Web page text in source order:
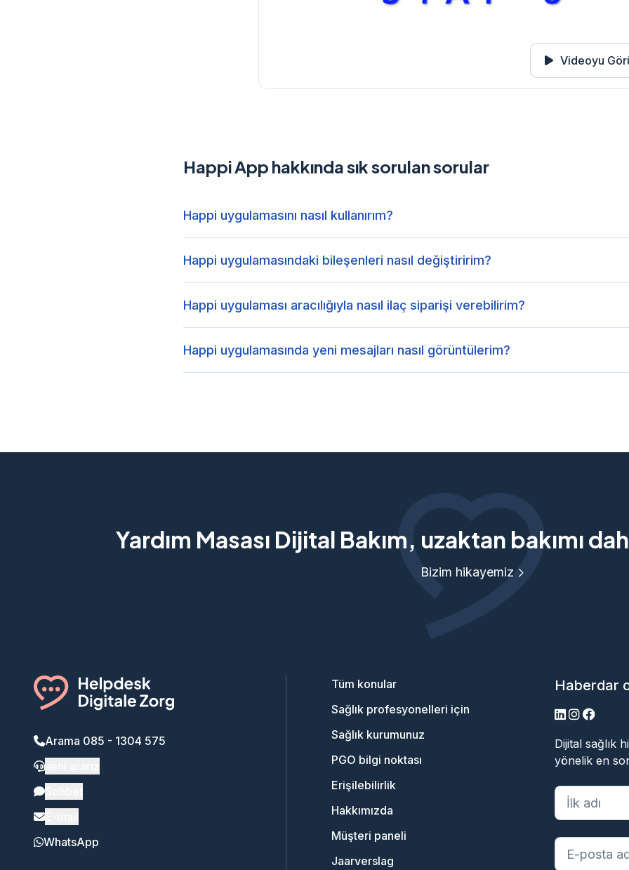
Videoyu
Happi App hakkında sık sorulan sorular
Happi uygulamasını nasıl kullanırım?
Happi uygulamasındaki bileşenleri nasıl değiştiririm?
Happi uygulaması aracılığıyla nasıl ilaç siparişi verebilirim?
Happi uygulamasında yeni mesajları nasıl görüntülerim?
Yardım Masası Dijital Bakım, uzaktan bakımı
Bizim hikayemiz
Arama 085 - 1304 575
WhatsApp
Tüm konular
Sağlık profesyonelleri için
Sağlık kurumunuz
PGO bilgi noktası
Erişilebilirlik
Hakkımızda
Müşteri paneli
Jaarverslag
Haberdar
LinkedIn
Instagram
Dijital sağlık
yönelik en
"*" zorunlu